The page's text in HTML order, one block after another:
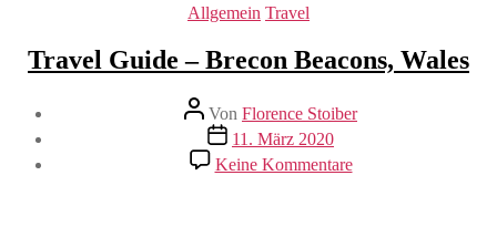
Kategorien
Allgemein Travel
Travel Guide – Brecon Beacons, Wales
Beitragsautor
Von Florence Stoiber
Veröffentlichungsdatum
11. März 2020
Keine Kommentarezu
Travel